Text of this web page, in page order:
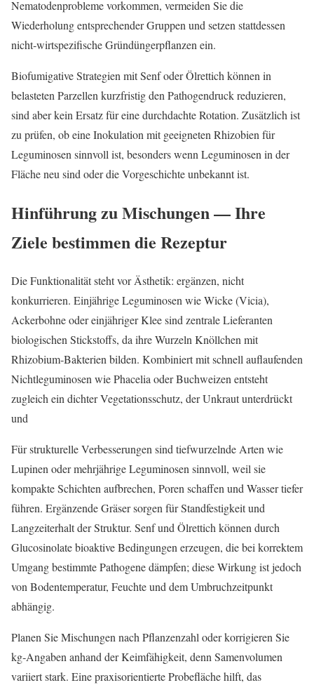
Nematodenprobleme vorkommen, vermeiden Sie die
Wiederholung entsprechender Gruppen und setzen stattdessen
nicht‑wirtspezifische Gründüngerpflanzen ein.
Biofumigative Strategien mit Senf oder Ölrettich können in
belasteten Parzellen kurzfristig den Pathogendruck reduzieren,
sind aber kein Ersatz für eine durchdachte Rotation. Zusätzlich ist
zu prüfen, ob eine Inokulation mit geeigneten Rhizobien für
Leguminosen sinnvoll ist, besonders wenn Leguminosen in der
Fläche neu sind oder die Vorgeschichte unbekannt ist.
Hinführung zu Mischungen — Ihre
Ziele bestimmen die Rezeptur
Die Funktionalität steht vor Ästhetik: ergänzen, nicht
konkurrieren. Einjährige Leguminosen wie Wicke (Vicia),
Ackerbohne oder einjähriger Klee sind zentrale Lieferanten
biologischen Stickstoffs, da ihre Wurzeln Knöllchen mit
Rhizobium‑Bakterien bilden. Kombiniert mit schnell auflaufenden
Nichtleguminosen wie Phacelia oder Buchweizen entsteht
zugleich ein dichter Vegetationsschutz, der Unkraut unterdrückt
und
Für strukturelle Verbesserungen sind tiefwurzelnde Arten wie
Lupinen oder mehrjährige Leguminosen sinnvoll, weil sie
kompakte Schichten aufbrechen, Poren schaffen und Wasser tiefer
führen. Ergänzende Gräser sorgen für Standfestigkeit und
Langzeiterhalt der Struktur. Senf und Ölrettich können durch
Glucosinolate bioaktive Bedingungen erzeugen, die bei korrektem
Umgang bestimmte Pathogene dämpfen; diese Wirkung ist jedoch
von Bodentemperatur, Feuchte und dem Umbruchzeitpunkt
abhängig.
Planen Sie Mischungen nach Pflanzenzahl oder korrigieren Sie
kg‑Angaben anhand der Keimfähigkeit, denn Samenvolumen
variiert stark. Eine praxisorientierte Probefläche hilft, das